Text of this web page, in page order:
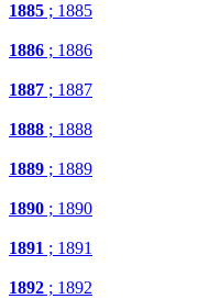
1885 ; 1885
1886 ; 1886
1887 ; 1887
1888 ; 1888
1889 ; 1889
1890 ; 1890
1891 ; 1891
1892 ; 1892